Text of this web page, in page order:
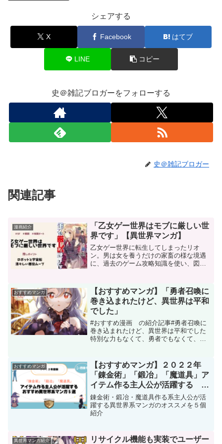
シェアする
X Facebook はてブ
LINE コピー
史＠雑記ブロガーをフォローする
史＠雑記ブロガー
関連記事
漫画紹介
「乙女ゲー世界はモブに厳しい世
界です」【異世界マンガ】
乙女ゲー世界に転生してしまったリオ
ン。男は女を養うだけの家畜の様な境遇
に、過去のゲーム攻略知識を使い、図ら
ァンタジー引用 DMMブックスこの作品
の紹介３行まとめクリア...
おすすめマンガ
【おすすめマンガ】「勇者召喚に
巻き込まれたけど、異世界は平和
でした」
#おすすめ漫画 の紹介記事#勇者召喚に
巻き込まれたけど、異世界は平和でした
特別な力もなくて、勇者でもなくて、パ
載のヒューマンドラマな漫画です＃ブロ
グ＃異世界系マンガ＃漫画ブログ＃ブロ
グ初心者
おすすめマンガ
【おすすめマンガ】２０２２年
「錬金術」「鍛冶」「魔道具」ア
イテム作る主人公が活躍する お
すすめ異世界系マンガ５選
錬金術・鍛冶・魔道具作る系主人公が活
躍する異世界系マンガのオススメを５個
紹介
異世界マンガ紹介
リサイクル機能も実装でユーザー